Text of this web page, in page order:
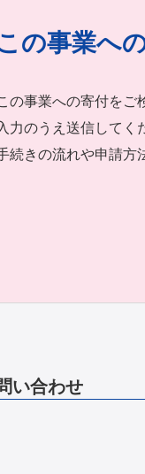
の事業へ
の事業への寄付をご
力のうえ送信してく
続きの流れや申請方
い合わせ